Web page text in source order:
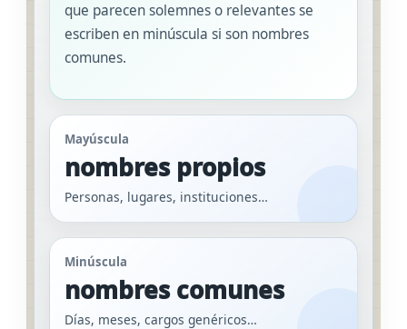
que parecen solemnes o relevantes se
escriben en minúscula si son nombres
comunes.
Mayúscula
nombres propios
Personas, lugares, instituciones…
Minúscula
nombres comunes
Días, meses, cargos genéricos…